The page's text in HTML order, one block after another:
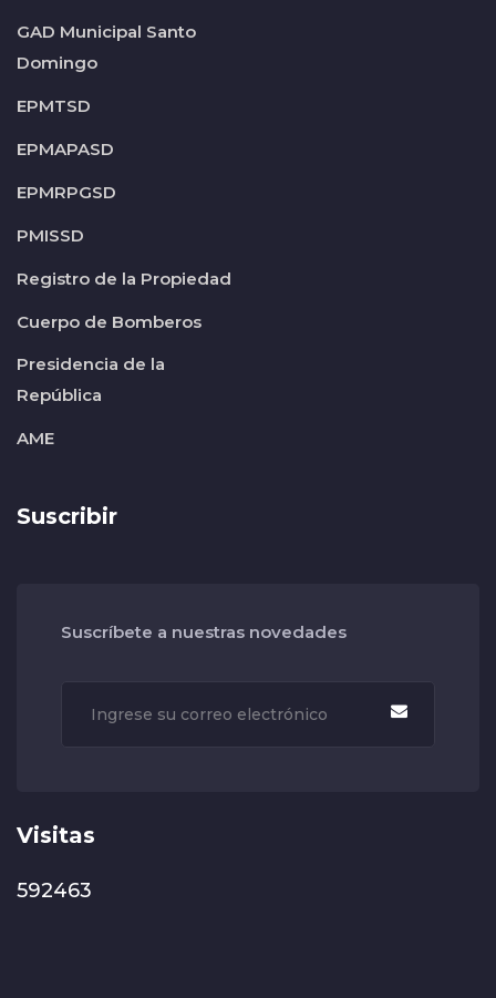
GAD Municipal Santo
Domingo
EPMTSD
EPMAPASD
EPMRPGSD
PMISSD
Registro de la Propiedad
Cuerpo de Bomberos
Presidencia de la
República
AME
Suscribir
Suscríbete a nuestras novedades
Visitas
592463